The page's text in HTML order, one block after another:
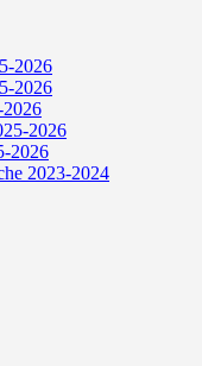
2026
2026
2026
2026
2026
2023-2024